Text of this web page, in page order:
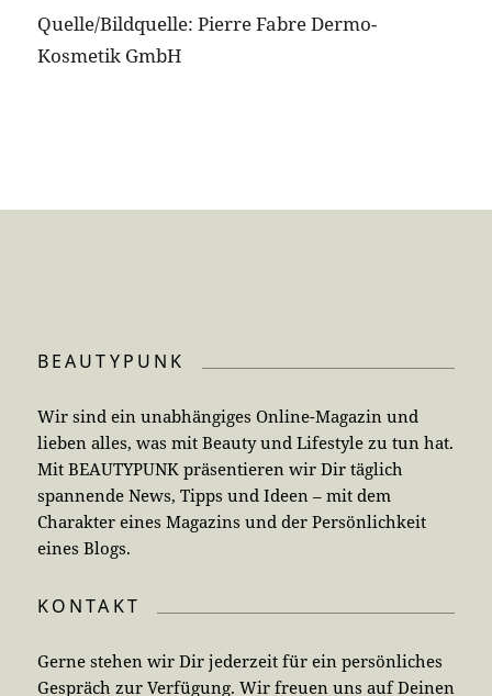
Quelle/Bildquelle: Pierre Fabre Dermo-
Kosmetik GmbH
BEAUTYPUNK
Wir sind ein unabhängiges Online-Magazin und
lieben alles, was mit Beauty und Lifestyle zu tun hat.
Mit BEAUTYPUNK präsentieren wir Dir täglich
spannende News, Tipps und Ideen – mit dem
Charakter eines Magazins und der Persönlichkeit
eines Blogs.
KONTAKT
Gerne stehen wir Dir jederzeit für ein persönliches
Gespräch zur Verfügung. Wir freuen uns auf Deinen